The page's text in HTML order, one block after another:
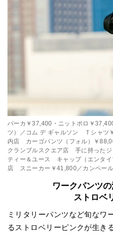
パーカ￥37,400・ニットポロ￥
ツ）／コム デ ギャルソン Ｔシャツ
内店 カーゴパンツ（フォル）￥
クランブルスクエア店 手に持った
ティー＆ユース キャップ（エンタ
店 スニーカー￥41,800／カンペー
ワークパンツ
ストロベ
ミリタリーパンツなど旬なワ
るストロベリーピンクが生き